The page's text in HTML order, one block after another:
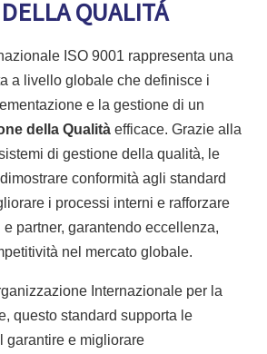
QUALITÁ
ISO 9001 rappresenta una
a livello globale che definisce i
e la gestione di un
della Qualità efficace. Grazie alla
di gestione della qualità, le
conformità agli standard
i processi interni e rafforzare
e partner, garantendo eccellenza,
nel mercato globale.
Internazionale per la
questo standard supporta le
garantire e migliorare